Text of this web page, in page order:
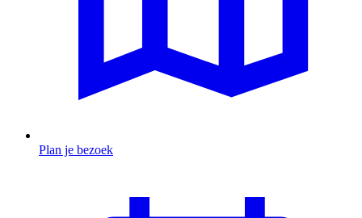
Plan je bezoek